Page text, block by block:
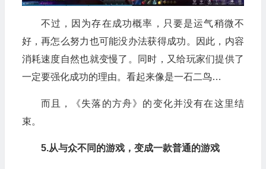
不过，因为存在成功概率，只要是运气稍微不
好，再怎么努力也可能没办法获得成功。因此，内容
消耗速度自然也就变慢了。同时，又给玩家们提供了
一定要强化成功的理由。看起来像是一石二鸟…
而且，《失落的方舟》的变化并没有在这里结
束。
5.从与众不同的游戏，变成一款普通的游戏